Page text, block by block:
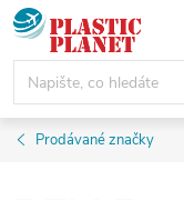
Přejít
na
obsah
Prodávané značky